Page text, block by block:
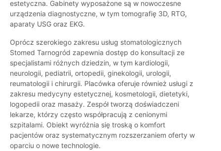
estetyczna. Gabinety wyposażone są w nowoczesne
urządzenia diagnostyczne, w tym tomografię 3D, RTG,
aparaty USG oraz EKG.
Oprócz szerokiego zakresu usług stomatologicznych
Stomed Tarnogród zapewnia dostęp do konsultacji ze
specjalistami różnych dziedzin, w tym kardiologii,
neurologii, pediatrii, ortopedii, ginekologii, urologii,
reumatologii i chirurgii. Placówka oferuje również usługi z
zakresu medycyny estetycznej, kosmetologii, dietetyki,
logopedii oraz masaży. Zespół tworzą doświadczeni
lekarze, którzy często współpracują z cenionymi
szpitalami. Obiekt wyróżnia się troską o komfort
pacjentów oraz systematycznym rozszerzaniem oferty w
oparciu o nowe technologie.